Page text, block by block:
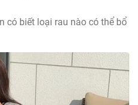
có biết loại rau nào có thể bổ